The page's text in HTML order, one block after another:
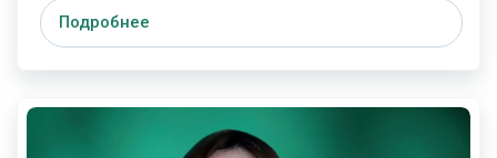
Подробнее